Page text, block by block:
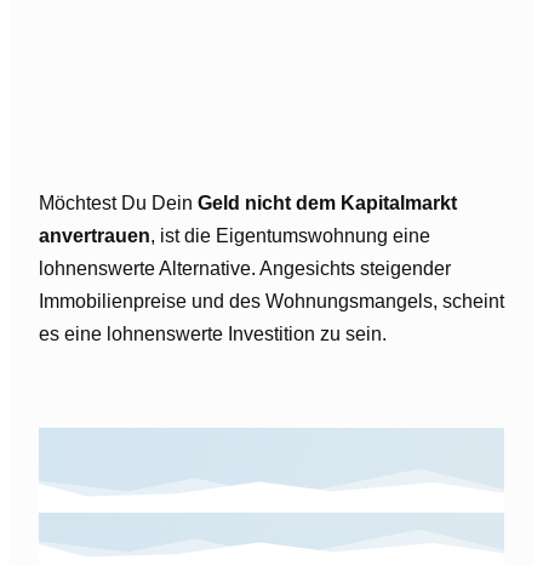
Möchtest Du Dein Geld nicht dem Kapitalmarkt
anvertrauen, ist die Eigentumswohnung eine
lohnenswerte Alternative. Angesichts steigender
Immobilienpreise und des Wohnungsmangels, scheint
es eine lohnenswerte Investition zu sein.